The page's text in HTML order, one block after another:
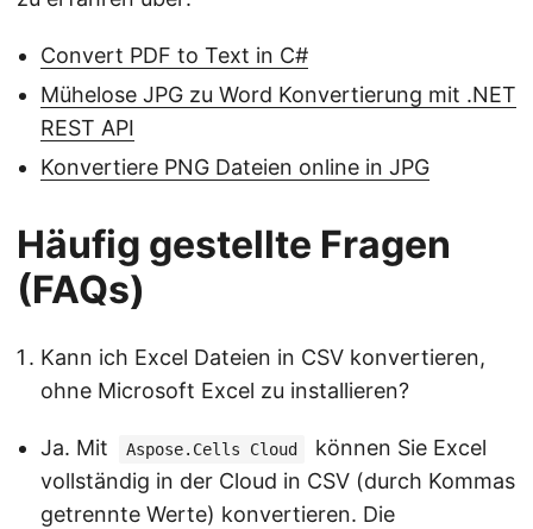
Convert PDF to Text in C#
Mühelose JPG zu Word Konvertierung mit .NET
REST API
Konvertiere PNG Dateien online in JPG
Häufig gestellte Fragen
(FAQs)
Kann ich Excel Dateien in CSV konvertieren,
ohne Microsoft Excel zu installieren?
Ja. Mit Aspose.Cells Cloud
können Sie Excel
vollständig in der Cloud in CSV (durch Kommas
getrennte Werte) konvertieren. Die